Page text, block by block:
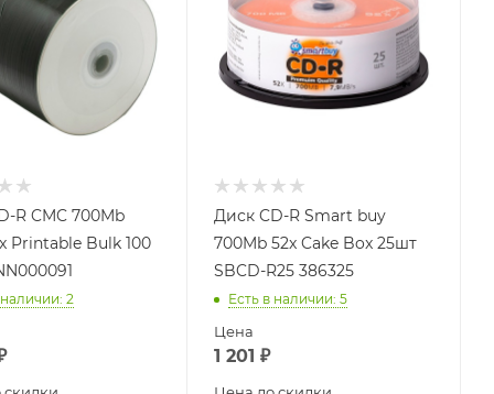
R CMC 700Mb
Printable Bulk 100
: 2
Диск CD-R Smart buy
700Mb 52x Cake Box 25шт
SBCD-R25 386325
Есть в наличии: 5
Цена
1 201 ₽